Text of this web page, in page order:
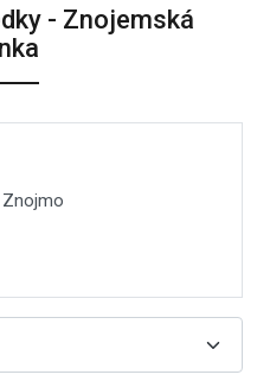
- Znojemská
Znojmo